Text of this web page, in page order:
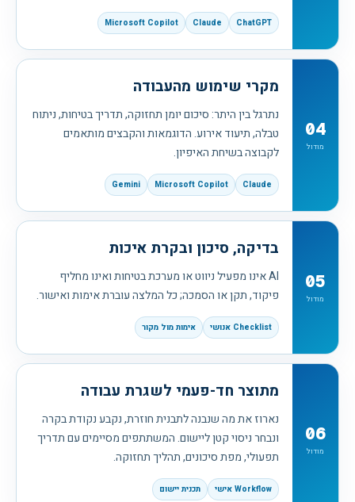
ChatGPT
Claude
Microsoft Copilot
04
מודול
מקרי שימוש מהעבודה
נתרגל בין היתר: סיכום יומן תחזוקה, תדריך בטיחות, ניתוח
טבלה, תיעוד אירוע. הדוגמאות והקבצים מותאמים
לקבוצה בשיחת האיפיון.
Claude
Microsoft Copilot
Gemini
05
מודול
בדיקה, סיכון ובקרת איכות
AI אינו מפעיל ניווט או מערכת בטיחות ואינו מחליף
פיקוד, תקן או הסמכה; כל המלצה עוברת אימות ואישור.
Checklist אנושי אימות מול מקור
06
מודול
מתוצר חד-פעמי לשגרת עבודה
נארוז את מה שנבנה לתבנית חוזרת, נקבע נקודת בקרה
ונבחר ניסוי קטן ליישום. המשתתפים מסיימים עם תדריך
תפעולי, מפת סיכונים, תהליך תחזוקה.
Workflow אישי תכנית יישום